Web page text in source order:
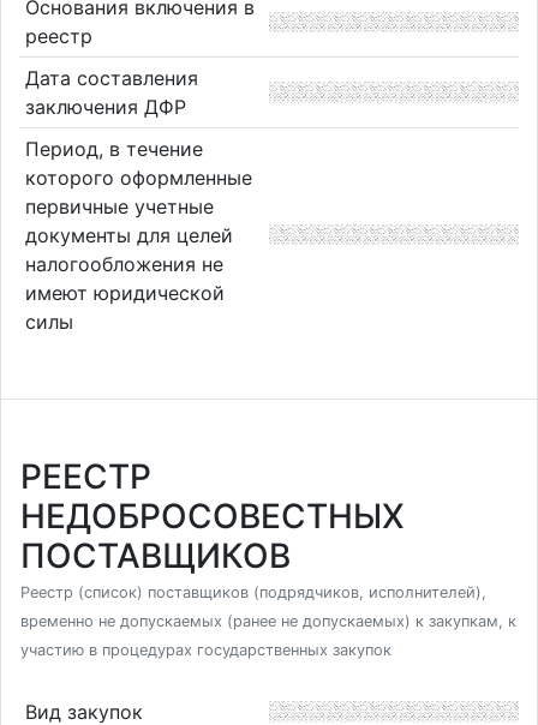
Основания включения в
реестр
Дата составления
заключения ДФР
Период, в течение
которого оформленные
первичные учетные
документы для целей
налогообложения не
имеют юридической
силы
РЕЕСТР
НЕДОБРОСОВЕСТНЫХ
ПОСТАВЩИКОВ
Реестр (список) поставщиков (подрядчиков, исполнителей),
временно не допускаемых (ранее не допускаемых) к закупкам, к
участию в процедурах государственных закупок
Вид закупок